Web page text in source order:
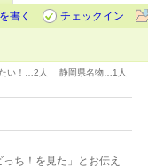
書く
チェックイン
い！… 2人 静岡県名物… 1人
ち！を見た」とお伝え